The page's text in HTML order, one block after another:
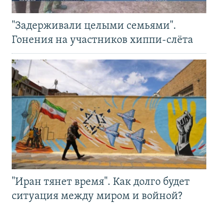
"Задерживали целыми семьями".
Гонения на участников хиппи-слёта
"Иран тянет время". Как долго будет
ситуация между миром и войной?